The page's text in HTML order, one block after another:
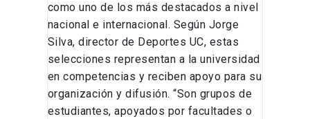
como uno de los más destacados a nivel
nacional e internacional. Según Jorge
Silva, director de Deportes UC, estas
selecciones representan a la universidad
en competencias y reciben apoyo para su
organización y difusión. “Son grupos de
estudiantes, apoyados por facultades o